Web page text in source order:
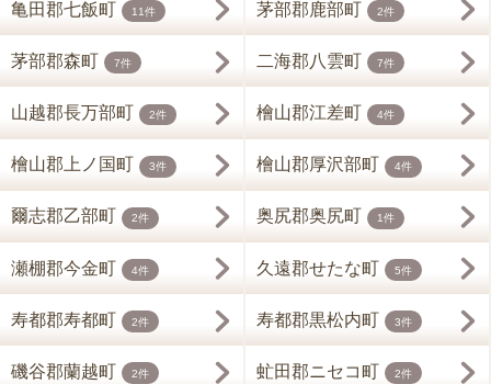
亀田郡七飯町 11件 茅部郡鹿部町 2件
茅部郡森町 7件 二海郡八雲町 7件
山越郡長万部町 2件 檜山郡江差町 4件
檜山郡上ノ国町 3件 檜山郡厚沢部町 4件
爾志郡乙部町 2件 奥尻郡奥尻町 1件
瀬棚郡今金町 4件 久遠郡せたな町 5件
寿都郡寿都町 2件 寿都郡黒松内町 3件
磯谷郡蘭越町 2件 虻田郡ニセコ町 2件